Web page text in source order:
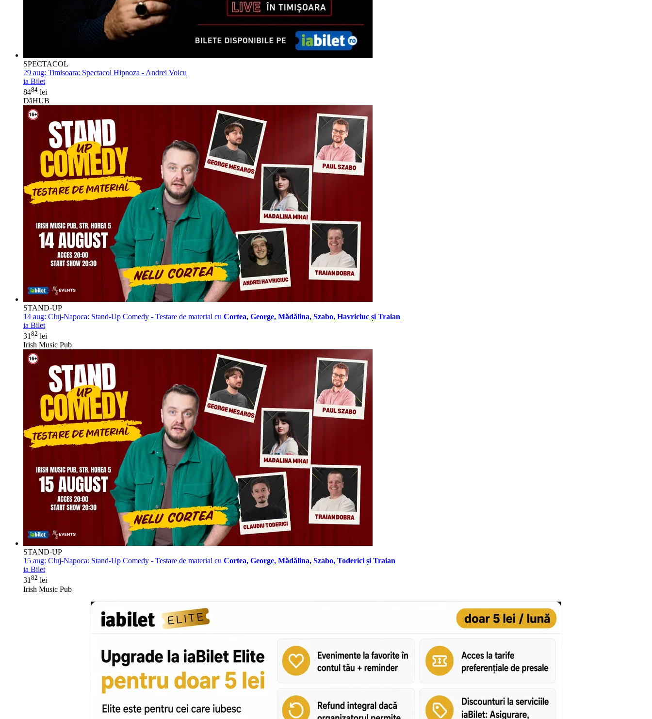
SPECTACOL
29 aug: Timisoara: Spectacol Hipnoza - Andrei Voicu
ia Bilet
8484 lei
DăHUB
STAND-UP
14 aug: Cluj-Napoca: Stand-Up Comedy - Testare de material cu Cortea, George, Mădălina, Szabo, Havriciuc și Traian
ia Bilet
31 82 lei
Irish Music Pub
STAND-UP
15 aug: Cluj-Napoca: Stand-Up Comedy - Testare de material cu Cortea, George, Mădălina, Szabo, Toderici și Traian
ia Bilet
3182 lei
Irish Music Pub